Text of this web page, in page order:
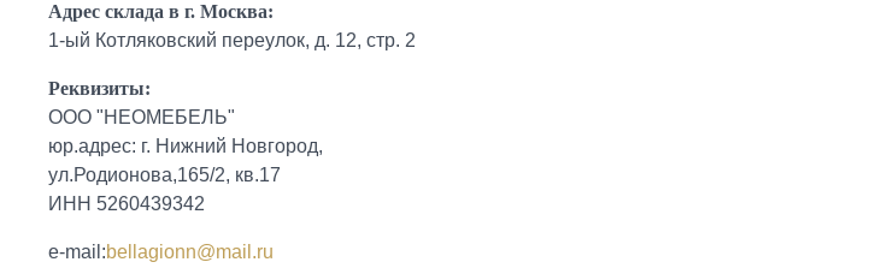
Адрес склада в г. Москва:
1-ый Котляковский переулок, д. 12, стр. 2
Реквизиты:
ООО "НЕОМЕБЕЛЬ"
юр.адрес: г. Нижний Новгород,
ул.Родионова,165/2, кв.17
ИНН 5260439342
e-mail:bellagionn@mail.ru